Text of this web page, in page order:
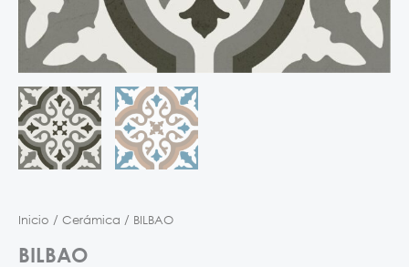
Inicio / Cerámica / BILBAO
BILBAO